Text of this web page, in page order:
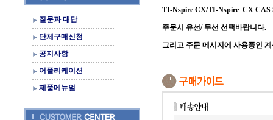
질문과 대답
단체구매신청
공지사항
어플리케이션
제품메뉴얼
TI-Nspire CX/TI-Nspire CX CAS
주문시 유선/ 무선 선택바랍니다.
그리고 주문 메시지에 사용중인